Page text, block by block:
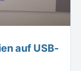
auf USB-